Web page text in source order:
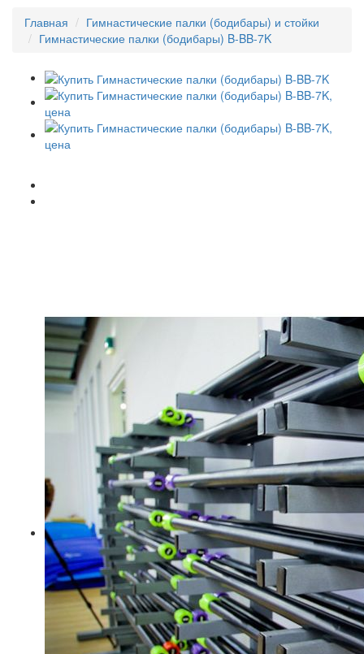
Главная
Гимнастические палки (бодибары) и стойки
Гимнастические палки (бодибары) B-BB-7K